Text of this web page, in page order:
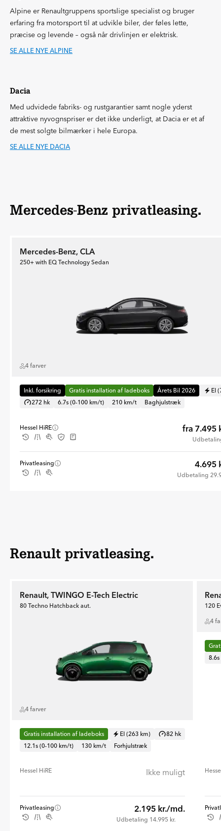
Alpine er Renaultgruppens sportslige specialist og bruger
erfaring fra motorsport til at udvikle biler, der føles lette,
præcise og levende – også når drivlinjen er elektrisk.
SE ALLE NYE ALPINE
Dacia
Med udvidede fabriks- og rustgarantier samt nogle yderst
attraktive nyvognspriser er det ikke underligt, at Dacia er et af
de mest solgte bilmærker i hele Europa.
SE ALLE NYE DACIA
Mercedes-Benz privatleasing.
Mercedes-Benz, CLA
250+ with EQ Technology Sedan
4 farver
Inkl. forsikring Gratis installation af ladeboks Årets Bil 2026
El
272 hk
6.7s (0-100 km/t) 210 km/t Baghjulstræk
Hessel HiRE fra 7.495
Privatleasing 4.695
Udbetaling
Renault privatleasing.
Renault, TWINGO E-Tech Electric
80 Techno Hatchback aut.
4 farver
Gratis installation af ladeboks El (263 km)
82 hk
12.1s (0-100 km/t)
130 km/t Forhjulstræk
Hessel HiRE Ikke muligt
Privatleasing 2.195 kr./md.
Udbetaling 14.995 kr.
120
4